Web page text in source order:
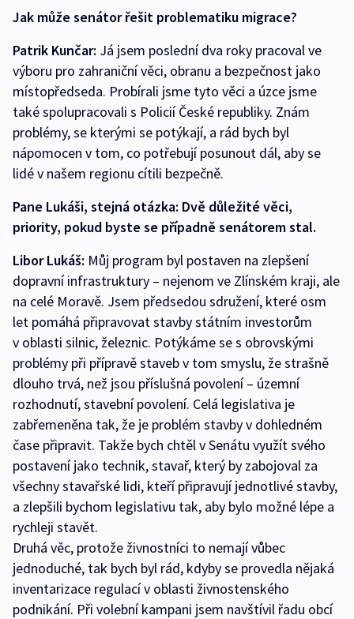
Jak může senátor řešit problematiku migrace?
Patrik Kunčar: Já jsem poslední dva roky pracoval ve
výboru pro zahraniční věci, obranu a bezpečnost jako
místopředseda. Probírali jsme tyto věci a úzce jsme
také spolupracovali s Policií České republiky. Znám
problémy, se kterými se potýkají, a rád bych byl
nápomocen v tom, co potřebují posunout dál, aby se
lidé v našem regionu cítili bezpečně.
Pane Lukáši, stejná otázka: Dvě důležité věci,
priority, pokud byste se případně senátorem stal.
Libor Lukáš: Můj program byl postaven na zlepšení
dopravní infrastruktury – nejenom ve Zlínském kraji, ale
na celé Moravě. Jsem předsedou sdružení, které osm
let pomáhá připravovat stavby státním investorům
v oblasti silnic, železnic. Potýkáme se s obrovskými
problémy při přípravě staveb v tom smyslu, že strašně
dlouho trvá, než jsou příslušná povolení – územní
rozhodnutí, stavební povolení. Celá legislativa je
zabřemeněna tak, že je problém stavby v dohledném
čase připravit. Takže bych chtěl v Senátu využít svého
postavení jako technik, stavař, který by zabojoval za
všechny stavařské lidi, kteří připravují jednotlivé stavby,
a zlepšili bychom legislativu tak, aby bylo možné lépe a
rychleji stavět.
Druhá věc, protože živnostníci to nemají vůbec
jednoduché, tak bych byl rád, kdyby se provedla nějaká
inventarizace regulací v oblasti živnostenského
podnikání. Při volební kampani jsem navštívil řadu obcí